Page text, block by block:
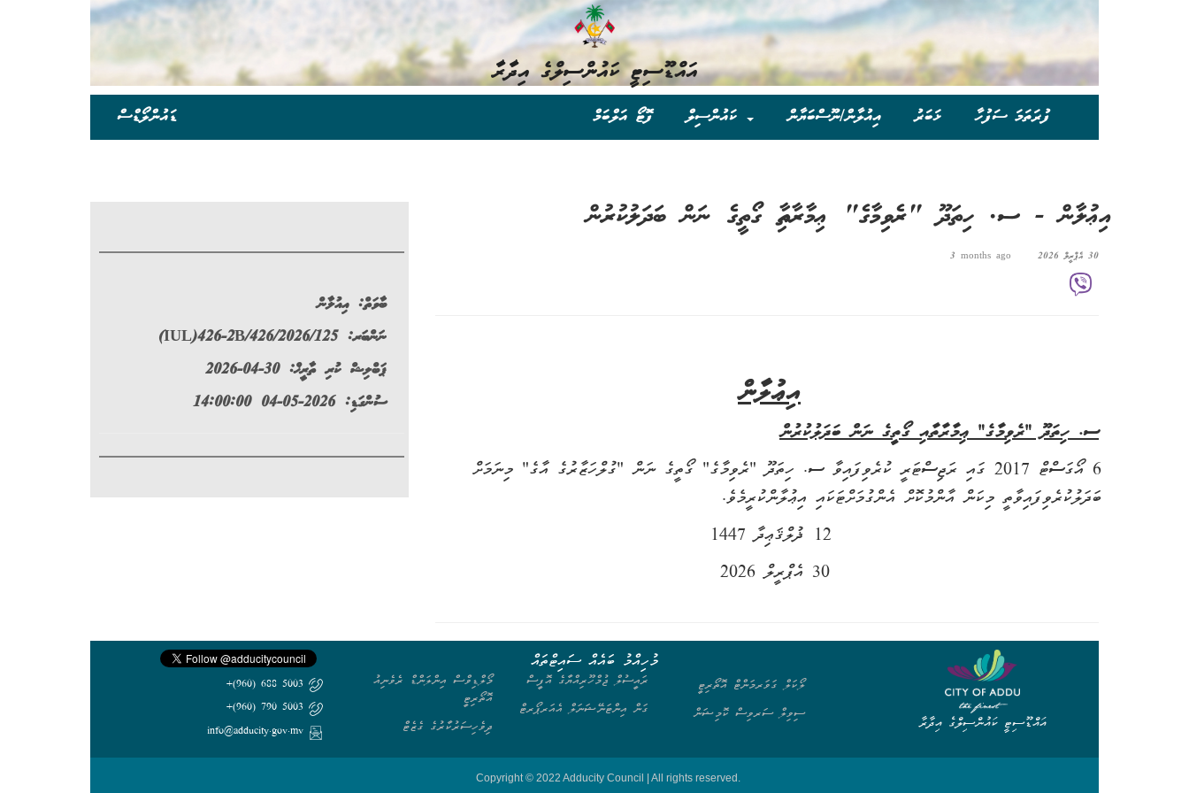
އައްޑޫސިޓީ ކައުންސިލްގެ އިދާރާ
ފުރަތަމަ ސަފުހާ ޚަބަރު އިއުލާން/ނޫސްބަޔާން ފޮޓޯ އަލްބަމް ޑައުންލޯޑްސް
އިޢުލާން - ސ. ހިތަދޫ "ރެވިމާގެ" ޢިމާރާތާއި ގޯތީގެ ނަން ބަދަލުކުރުން
30 އެޕްރީލް 2026 3 months ago
އިޢުލާން
ސ. ހިތަދޫ "ރެވިމާގެ" ޢިމާރާތާއި ގޯތީގެ ނަން ބަދަލުކުރުން
6 އޯގަސްޓް 2017 ގައި ރަޖިސްޓަރީ ކުރެވިފައިވާ ސ. ހިތަދޫ "ރެވިމާގެ" ގޯތީގެ ނަން "ގުލްހަޒާރުގެ އާގެ" މިނަމަށް
ބަދަލުކުރެވިފައިވާތީ މިކަން އާންމުކޮށް އެންގުމަށްޓަކައި އިޢުލާންކުރީމެވެ.
12 ޛުލްޤަޢިދާ 1447
30 އެޕްރީލް 2026
ބާވަތް:އިއުލާން
ނަންބަރ:(IUL)426-2B/426/2026/125
ޕަބްލިޝް ކުރި ތާރީޚް: 30-04-2026
ސުންގަޑި: 2026-05-04 14:00:00
އައްޑޫސިޓީ ކައުންސިލްގެ އިދާރާ
info@adducity.gov.mv
މުހިއްމު ބައެއް ސައިޓްތައް
ލޯކަލް ގަވަރމަންޓް އޮތޯރިޓީ
ސިވިލް ސަރވިސް ކޮމިޝަން
ރައީސުލް ޖުމްހޫރިއްޔާގެ އޮފީސް
ގަން އިންޓަނޭޝަނަލް އެއަރޕޯރޓް
މޯލްޑިވްސް އިންލަންޑް ރެވެނިއު
އޮތޯރިޓީ
ދިވެހިސަރުކާރުގެ ގެޒެޓް
Copyright © 2022 Adducity Council | All rights reserved.